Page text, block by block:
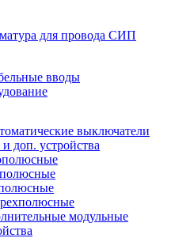
для провода СИП
вводы
выключатели
доп. устройства
модульные